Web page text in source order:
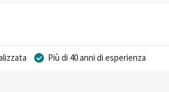
Più di 40 anni di esperienza